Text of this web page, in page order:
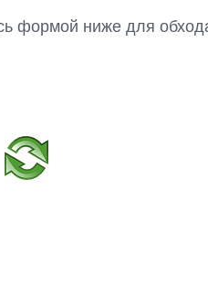
формой ниже для